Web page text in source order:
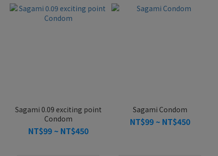
Sagami 0.09 exciting point
Condom
NT$99 ~ NT$450
Sagami Condom
NT$99 ~ NT$450